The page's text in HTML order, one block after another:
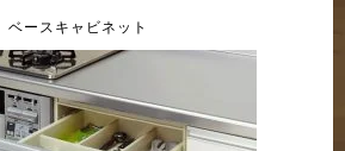
ベースキャビネット